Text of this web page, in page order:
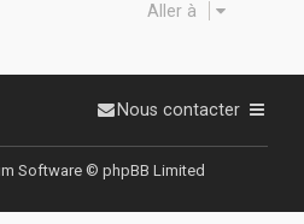
Aller à
Nous contacter
Software © phpBB Limited